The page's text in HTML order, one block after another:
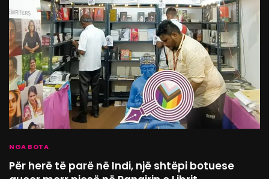
NGA BOTA
Për herë të parë në Indi, një shtëpi botuese